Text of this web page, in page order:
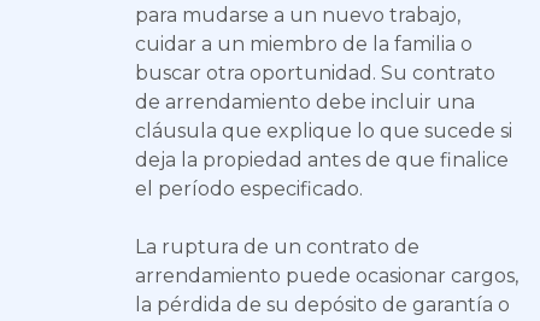
para mudarse a un nuevo trabajo,
cuidar a un miembro de la familia o
buscar otra oportunidad. Su contrato
de arrendamiento debe incluir una
cláusula que explique lo que sucede si
deja la propiedad antes de que finalice
el período especificado.
La ruptura de un contrato de
arrendamiento puede ocasionar cargos,
la pérdida de su depósito de garantía o